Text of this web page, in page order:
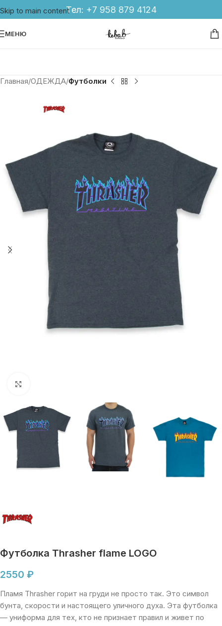
Skip to main contentТел: +7 958 879 4124
МЕНЮ
Главная ОДЕЖДА Футболки
Футболка Thrasher flame LOGO
2550 ₽
Пламя Thrasher горит на груди не просто так. Это символ
бунта, скорости и настоящего уличного духа. Эта футболка
— униформа для тех, кто не признает правил и живет по